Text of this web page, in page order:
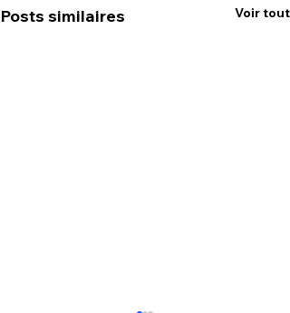
Posts similaires Voir tout